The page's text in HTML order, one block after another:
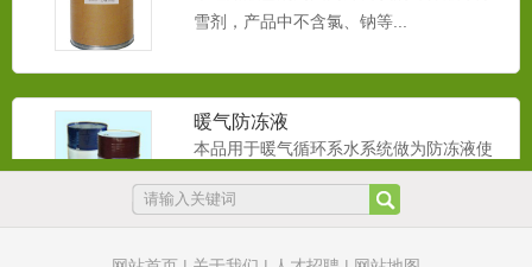
雪剂，产品中不含氯、钠等...
暖气防冻液
本品用于暖气循环系水系统做为防冻液使
用。本产品专门为冷却系统...